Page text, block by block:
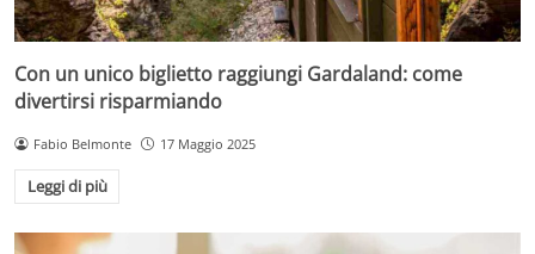
Con un unico biglietto raggiungi Gardaland: come
divertirsi risparmiando
Fabio Belmonte 17 Maggio 2025
Leggi di più